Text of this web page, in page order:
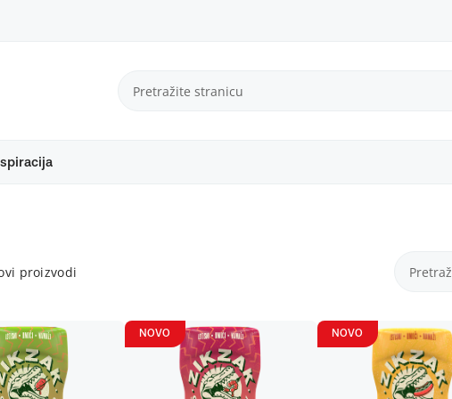
proizvodi
NOVO NOVO